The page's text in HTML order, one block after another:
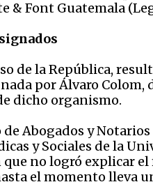
& Font Guatemala
de la República,
por Álvaro Colom,
dicho organismo.
de Abogados y
y Sociales de la
no logró explicar
el momento lleva